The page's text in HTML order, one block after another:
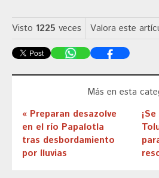
Visto 1225 veces Valora este
Más en esta
« Preparan desazolve
en el río Papalotla
tras desbordamiento
por lluvias